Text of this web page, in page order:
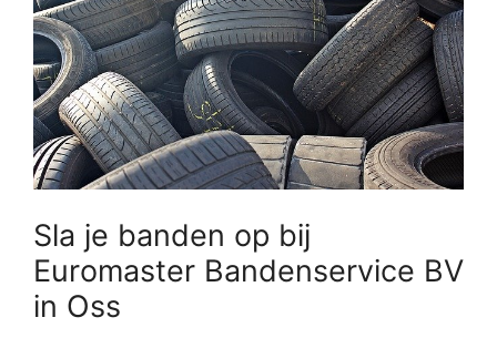
Sla je banden op bij
Euromaster Bandenservice BV
in Oss